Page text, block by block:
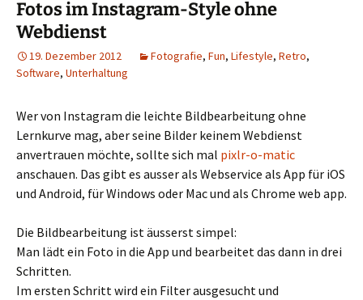
Fotos im Instagram-Style ohne
Webdienst
19. Dezember 2012 Fotografie, Fun, Lifestyle, Retro,
Software, Unterhaltung
Wer von Instagram die leichte Bildbearbeitung ohne
Lernkurve mag, aber seine Bilder keinem Webdienst
anvertrauen möchte, sollte sich mal pixlr-o-matic
anschauen. Das gibt es ausser als Webservice als App für iOS
und Android, für Windows oder Mac und als Chrome web app.
Die Bildbearbeitung ist äusserst simpel:
Man lädt ein Foto in die App und bearbeitet das dann in drei
Schritten.
Im ersten Schritt wird ein Filter ausgesucht und